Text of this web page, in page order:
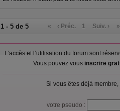
1 - 5 de 5 « ‹ Préc. 1 Suiv. › »
L’accès et l’utilisation du forum sont
Vous pouvez vous inscrire
Si vous êtes déjà
votre pseudo :